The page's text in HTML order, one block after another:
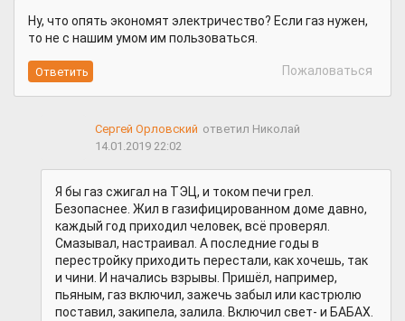
Ну, что опять экономят электричество? Если газ нужен,
то не с нашим умом им пользоваться.
Пожаловаться
Сергей Орловский ответил Николай
14.01.2019 22:02
Я бы газ сжигал на ТЭЦ, и током печи грел.
Безопаснее. Жил в газифицированном доме давно,
каждый год приходил человек, всё проверял.
Смазывал, настраивал. А последние годы в
перестройку приходить перестали, как хочешь, так
и чини. И начались взрывы. Пришёл, например,
пьяным, газ включил, зажечь забыл или кастрюлю
поставил, закипела, залила. Включил свет- и БАБАХ.